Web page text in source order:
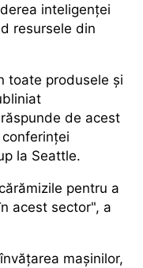
inteligenței
resursele din
toate produsele și
de acest
la Seattle.
pentru a
acest sector", a
mașinilor,